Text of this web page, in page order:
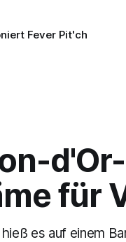
Fever Pit'ch
für
es auf einem